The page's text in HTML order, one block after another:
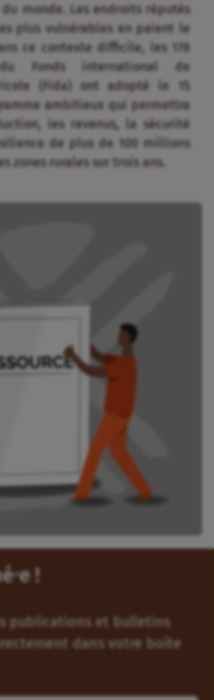
monde. Les endroits réputés
plus vulnérables en paient le
ce contexte difficile, les 178
Fonds international de
(Fida) ont adopté le 15
ambitieux qui permettra
les revenus, la sécurité
de plus de 100 millions
zones rurales sur trois ans.
!
publications et bulletins
dans votre boîte